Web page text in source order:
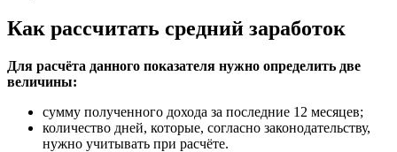
Как рассчитать средний заработок
Для расчёта данного показателя нужно определить две
величины:
сумму полученного дохода за последние 12 месяцев;
количество дней, которые, согласно законодательству,
нужно учитывать при расчёте.